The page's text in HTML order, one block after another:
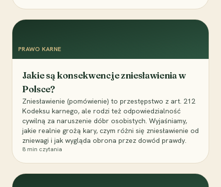
PRAWO KARNE
Jakie są konsekwencje zniesławienia w
Polsce?
Zniesławienie (pomówienie) to przestępstwo z art. 212
Kodeksu karnego, ale rodzi też odpowiedzialność
cywilną za naruszenie dóbr osobistych. Wyjaśniamy,
jakie realnie grożą kary, czym różni się zniesławienie od
zniewagi i jak wygląda obrona przez dowód prawdy.
8 min czytania